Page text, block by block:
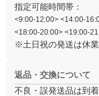
指定可能時間帯：
<9:00-12:00> <14:00-
<18:00-20:00> <19:00-
※土日祝の発送は休業
返品・交換について
不良・誤発送品は到